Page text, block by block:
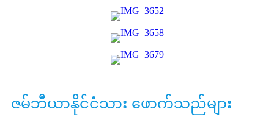
ဇမ်ဘီယာနိုင်ငံသား ဖောက်သည်များ